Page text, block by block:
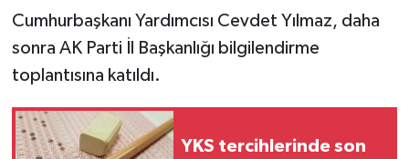
Cumhurbaşkanı Yardımcısı Cevdet Yılmaz, daha
sonra AK Parti İl Başkanlığı bilgilendirme
toplantısına katıldı.
YKS tercihlerinde son